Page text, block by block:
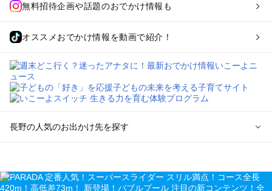
無料招待企画や話題のおでかけ情報も
オススメおでかけ情報を動画で紹介！
長野の人気のお出かけ先を探す
を探す
軽井沢・万座・嬬恋・北軽井沢のプールお出かけ